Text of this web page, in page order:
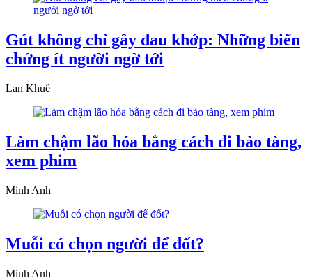
Gút không chỉ gây đau khớp: Những biến
chứng ít người ngờ tới
Lan Khuê
Làm chậm lão hóa bằng cách đi bảo tàng,
xem phim
Minh Anh
Muỗi có chọn người để đốt?
Minh Anh